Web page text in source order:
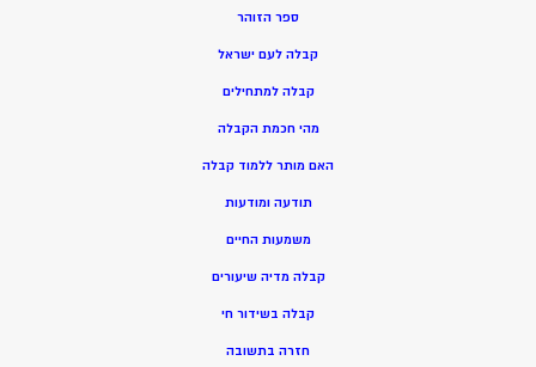
ספר הזוהר
קבלה לעם ישראל
קבלה למתחילים
מהי חכמת הקבלה
האם מותר ללמוד קבלה
תודעה ומודעות
משמעות החיים
קבלה מדיה שיעורים
קבלה בשידור חי
חזרה בתשובה